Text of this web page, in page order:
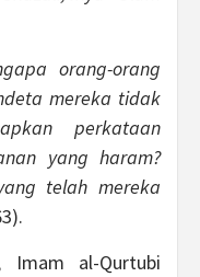
orang-orang
mereka tidak
perkataan
yang haram?
telah mereka
Imam al-Qurtubi